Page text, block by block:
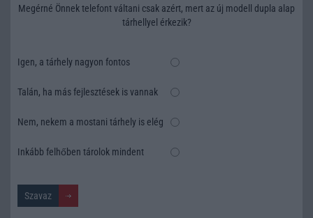
Megérné Önnek telefont váltani csak azért, mert az új modell dupla alap
tárhellyel érkezik?
Igen, a tárhely nagyon fontos
Talán, ha más fejlesztések is vannak
Nem, nekem a mostani tárhely is elég
Inkább felhőben tárolok mindent